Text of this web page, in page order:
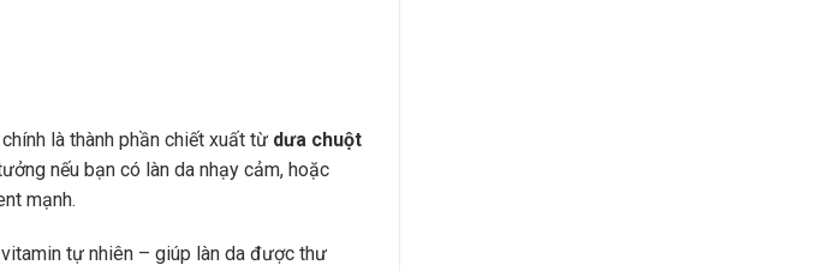
chính là thành phần chiết xuất từ dưa chuột
nếu bạn có làn da nhạy cảm, hoặc
mạnh.
tự nhiên – giúp làn da được thư